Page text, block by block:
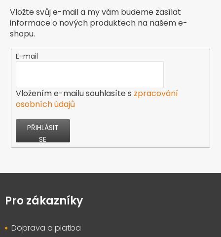
Vložte svůj e-mail a my vám budeme zasílat
informace o nových produktech na našem e-
shopu.
E-mail
Vložením e-mailu souhlasíte s zpracování
osobních údajů
PŘIHLÁSIT
SE
pPro zákazníky
Doprava a platba